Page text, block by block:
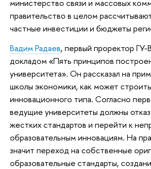
министерство связи и массовых
правительство в целом
частные инвестиции и бюджеты
Вадим Радаев, первый проректор
докладом «Пять принципов
университета». Он рассказал на
школы экономики, как может
инновационного типа. Согласно
ведущие университеты должны
жестких стандартов и перейти к
образовательным инновациям. На
значит переход на собственные
образовательные стандарты,